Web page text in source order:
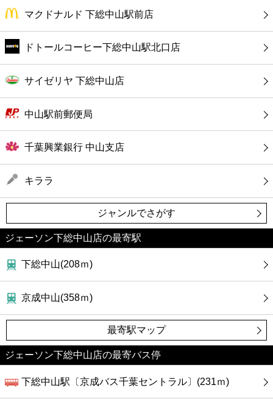
マクドナルド 下総中山駅前店
ドトールコーヒー下総中山駅北口店
サイゼリヤ 下総中山店
中山駅前郵便局
千葉興業銀行 中山支店
キララ
ジャンルでさがす
ジェーソン下総中山店の最寄駅
下総中山(208ｍ)
京成中山(358ｍ)
最寄駅マップ
ジェーソン下総中山店の最寄バス停
下総中山駅〔京成バス千葉セントラル〕(231ｍ)